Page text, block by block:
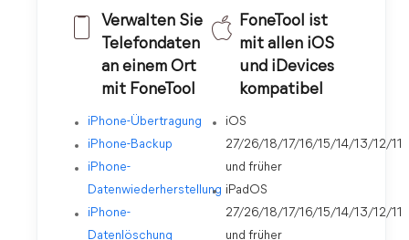
Verwalten Sie
Telefondaten
an einem Ort
mit FoneTool
iPhone-Übertragung
iPhone-Backup
iPhone-
Datenwiederherstellung
iPhone-
Datenlöschung
FoneTool ist
mit allen iOS
und iDevices
kompatibel
iOS
27/26/18/17/16/15/14/13/12/11
und früher
iPadOS
27/26/18/17/16/15/14/13/12/11
und früher